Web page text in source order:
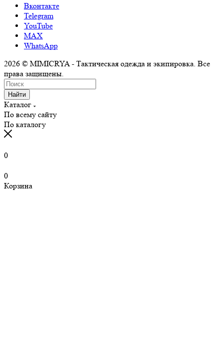
Вконтакте
Telegram
YouTube
MAX
WhatsApp
2026 © MIMICRYA - Тактическая одежда и экипировка. Все
права защищены.
Найти
Каталог
По всему сайту
По каталогу
0
0
Корзина